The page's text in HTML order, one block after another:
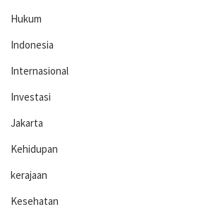
Hukum
Indonesia
Internasional
Investasi
Jakarta
Kehidupan
kerajaan
Kesehatan